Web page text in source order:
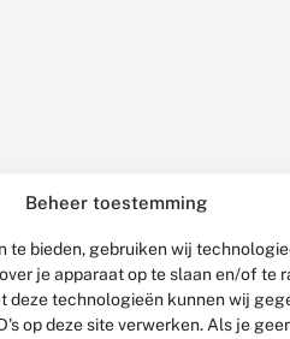
Beheer toestemming
te bieden, gebruiken wij
je apparaat op te slaan en/of te
deze technologieën kunnen wij
op deze site verwerken. Als je